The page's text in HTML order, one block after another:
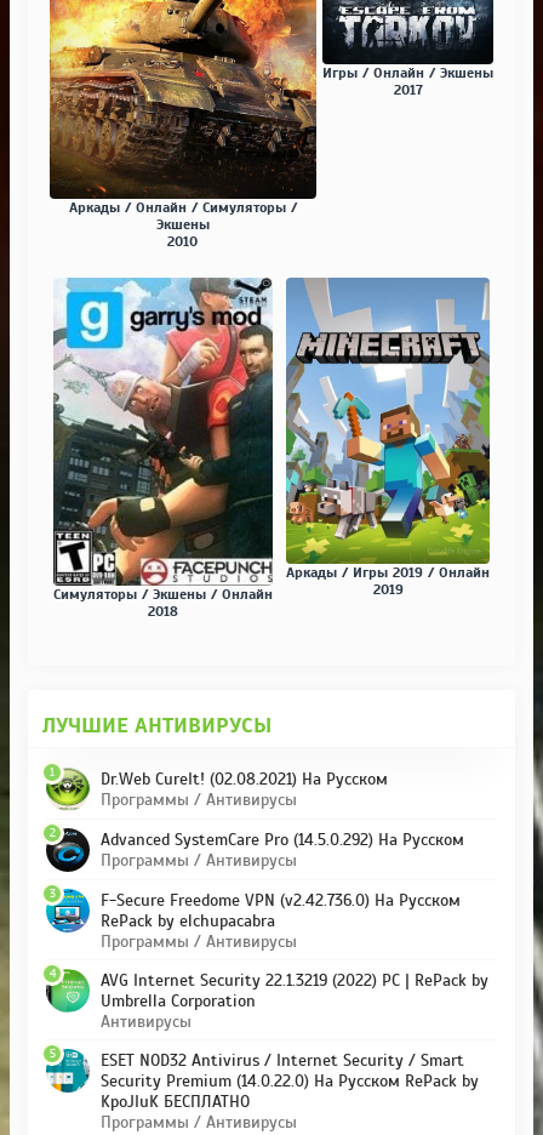
Аркады / Онлайн / Симуляторы /
Экшены
2010
Игры / Онлайн / Экшены
2017
Симуляторы / Экшены / Онлайн
2018
Аркады / Игры 2019 / Онлайн
2019
ЛУЧШИЕ АНТИВИРУСЫ
Dr.Web CureIt! (02.08.2021) На Русском
Программы / Антивирусы
1
Advanced SystemCare Pro (14.5.0.292) На Русском
Программы / Антивирусы
2
F-Secure Freedome VPN (v2.42.736.0) На Русском
RePack by elchupacabra
Программы / Антивирусы
3
AVG Internet Security 22.1.3219 (2022) PC | RePack by
Umbrella Corporation
Антивирусы
4
ESET NOD32 Antivirus / Internet Security / Smart
Security Premium (14.0.22.0) На Русском RePack by
KpoJIuK БЕСПЛАТНО
Программы / Антивирусы
5